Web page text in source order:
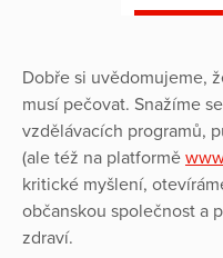
Dobře si uvědomujeme,
musí pečovat. Snažíme
vzdělávacích programů,
(ale též na platformě
kritické myšlení,
občanskou společnost a
zdraví.